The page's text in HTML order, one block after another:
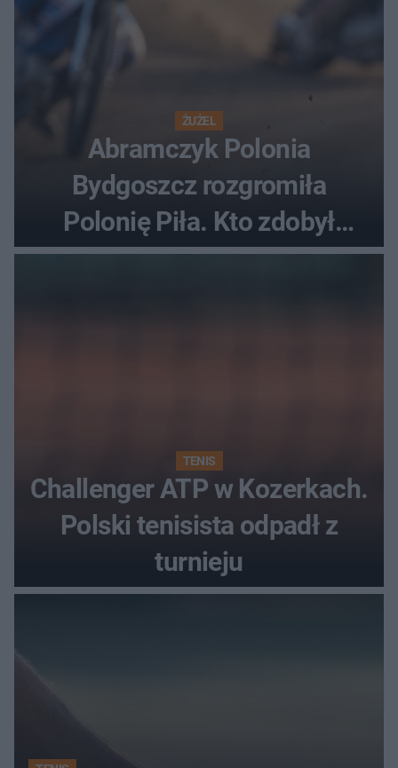
ŻUŻEL
Abramczyk Polonia
Bydgoszcz rozgromiła
Polonię Piła. Kto zdobył
najwięcej punktów?
TENIS
Challenger ATP w Kozerkach.
Polski tenisista odpadł z
turnieju